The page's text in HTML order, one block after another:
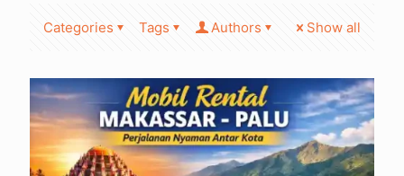
Categories Tags Authors Show all